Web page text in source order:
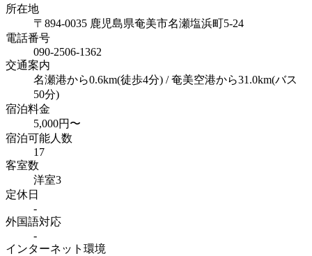
所在地
〒894-0035 鹿児島県奄美市名瀬塩浜町5-24
電話番号
090-2506-1362
交通案内
名瀬港から0.6km(徒歩4分) / 奄美空港から31.0km(バス
50分)
宿泊料金
5,000円〜
宿泊可能人数
17
客室数
洋室3
定休日
-
外国語対応
-
インターネット 環境